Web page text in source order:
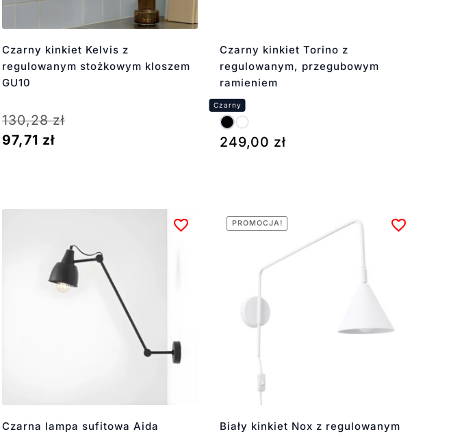
Czarny kinkiet Kelvis z
regulowanym stożkowym kloszem
GU10
130,28zł
97,71 zł
Czarny kinkiet Torino z
regulowanym, przegubowym
ramieniem
249,00 zł
Czarna lampa sufitowa Aida
Biały kinkiet Nox z regulowanym
PROMOCJA!